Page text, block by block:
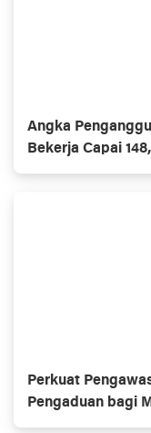
Angka
Bekerja Capai
Perkuat
Pengaduan bagi